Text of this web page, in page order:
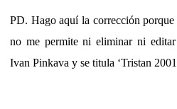
PD. Hago aquí la corrección porque
no me permite ni eliminar ni editar
Ivan Pinkava y se titula ‘Tristan